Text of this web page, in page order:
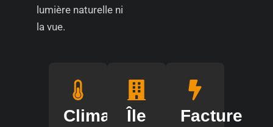
lumière naturelle ni
la vue.
Climat
Île
Facture